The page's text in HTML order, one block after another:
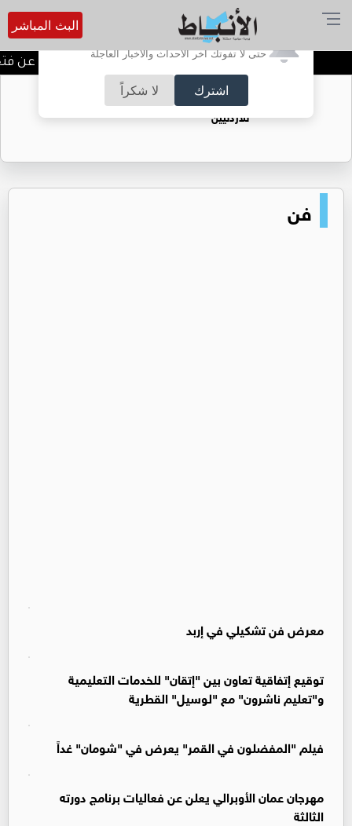
أترغب في تفعيل الإشعارات؟
حتى لا تفوتك آخر الأحداث والأخبار العاجلة
اشترك لا شكراً
البث المباشر
المستقلة للانتخاب تعلن عن فتح
حقل الريشة حين يتحول الغاز إلى فرص عمل
للأردنيين
فن
معرض فن تشكيلي في إربد
توقيع إتفاقية تعاون بين "إتقان" للخدمات التعليمية
و"تعليم ناشرون" مع "لوسيل" القطرية
فيلم "المفضلون في القمر" يعرض في "شومان" غداً
مهرجان عمان الأوبرالي يعلن عن فعاليات برنامج دورته
الثالثة